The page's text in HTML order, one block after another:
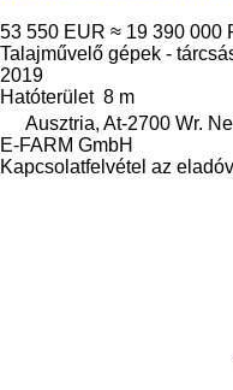
53 550 EUR ≈ 19 390 000
Talajművelő gépek -
2019
Hatóterület 8 m
Ausztria, At-2700 Wr.
E-FARM GmbH
Kapcsolatfelvétel az